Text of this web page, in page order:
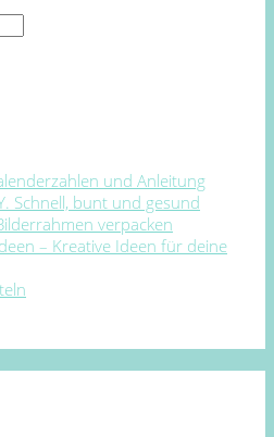
und Anleitung
Schnell, bunt und gesund
verpacken
– Kreative Ideen für deine